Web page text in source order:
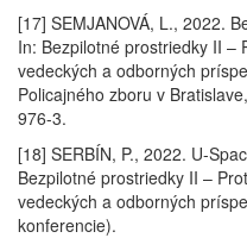
[17] SEMJANOVÁ, L., 2022.
In: Bezpilotné prostriedky II
vedeckých a odborných
Policajného zboru v
976-3.
[18] SERBÍN, P., 2022. U-
Bezpilotné prostriedky II –
vedeckých a odborných
konferencie).